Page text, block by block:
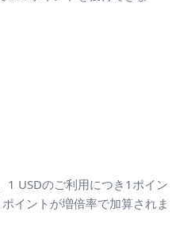
1 USDのご利用につき1ポイン
イントが増倍率で加算されま